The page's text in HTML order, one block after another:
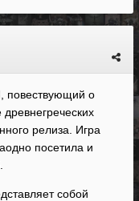
повествующий о
релиза. Игра
посетила и
собой